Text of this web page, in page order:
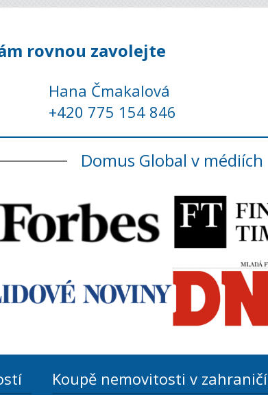
rovnou zavolejte
Hana Čmakalová
+420 775 154 846
Domus Global v médiích
Koupě nemovitosti v zahraničí